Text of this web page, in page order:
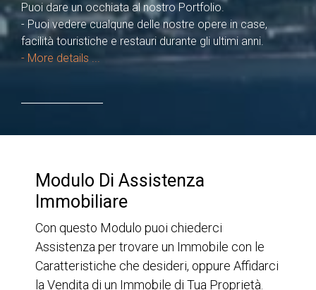
Puoi dare un occhiata al nostro Portfolio.
- Puoi vedere cualqune delle nostre opere in case,
facilità touristiche e restauri durante gli ultimi anni.
- More details ...
Modulo Di Assistenza
Immobiliare
Con questo Modulo puoi chiederci
Assistenza per trovare un Immobile con le
Caratteristiche che desideri, oppure Affidarci
la Vendita di un Immobile di Tua Proprietà.